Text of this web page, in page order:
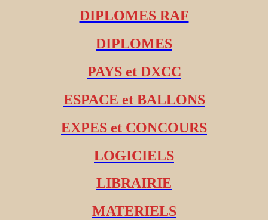
DIPLOMES RAF
DIPLOMES
PAYS et DXCC
ESPACE et BALLONS
EXPES et CONCOURS
LOGICIELS
LIBRAIRIE
MATERIELS